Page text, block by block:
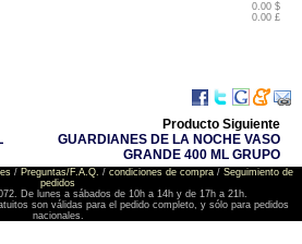
0.00 $
0.00 £
Producto Siguiente
GUARDIANES DE LA NOCHE VASO
GRANDE 400 ML GRUPO
/ Preguntas/F.A.Q. / condiciones de compra/ Seguimiento de
pedidos
De lunes a sábados de 10h a 14h y de 17h a 21h.
son válidas para el pedido completo, y sólo para pedidos
nacionales.